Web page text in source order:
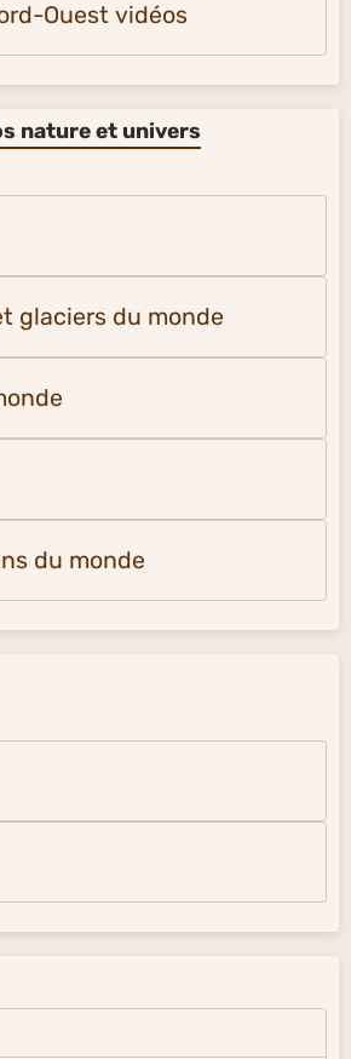
Ouest vidéos
nature et univers
glaciers du monde
du monde